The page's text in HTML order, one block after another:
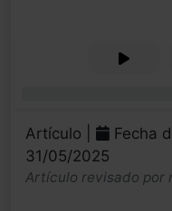
Artículo |
Fecha
31/05/2025
Artículo revisado por